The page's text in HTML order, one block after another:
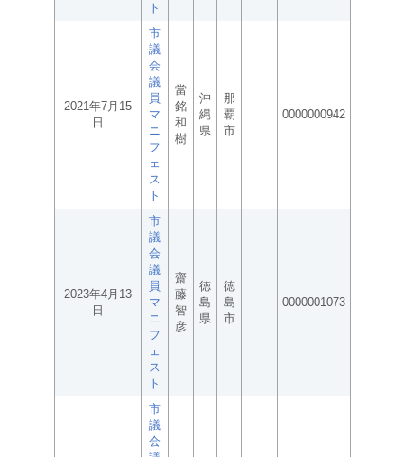
ト
2021年7月15
日
市
議
会
議
員
マ
ニ
フ
ェ
ス
ト
當
銘
和
樹
沖
縄
県
那
覇
市
0000000942
2023年4月13
日
市
議
会
議
員
マ
ニ
フ
ェ
ス
ト
齋
藤
智
彦
徳
島
県
徳
島
市
0000001073
市
議
会